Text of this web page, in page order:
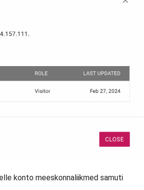
konto meeskonnaliikmed samuti